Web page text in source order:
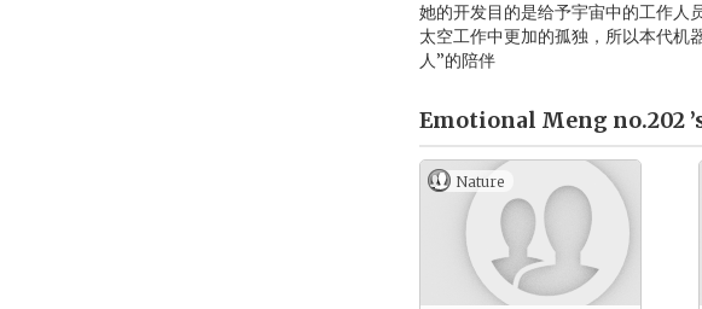
她的开发目的是给予宇宙中的工作人
太空工作中更加的孤独，所以本代机
人”的陪伴
Emotional Meng no.202
Nature